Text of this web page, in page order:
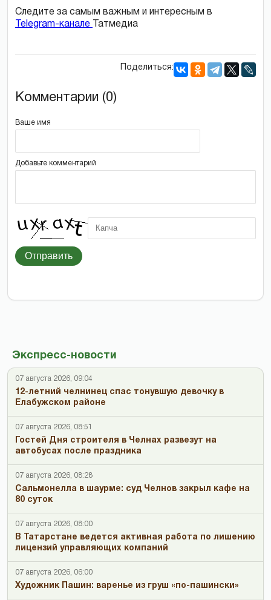
Экспресс-новости
07 августа 2026, 09:04
12-летний челнинец спас тонувшую девочку в
Елабужском районе
07 августа 2026, 08:51
Гостей Дня строителя в Челнах развезут на
автобусах после праздника
07 августа 2026, 08:28
Сальмонелла в шаурме: суд Челнов закрыл кафе на
80 суток
07 августа 2026, 08:00
В Татарстане ведется активная работа по лишению
лицензий управляющих компаний
07 августа 2026, 06:00
Художник Пашин: варенье из груш «по-пашински»
Следите за самым важным и интересным в
Telegram-канале
Татмедиа
Поделиться:
Комментарии (0)
Ваше имя
Добавьте комментарий
Отправить